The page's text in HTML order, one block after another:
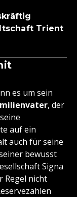
Trient
es um sein
, der
auf ein
auch für seine
bewusst
Signa
Regel nicht